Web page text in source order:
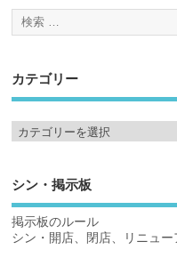
カテゴリー
シン・掲示板
掲示板のルール
シン・開店、閉店、リニュ